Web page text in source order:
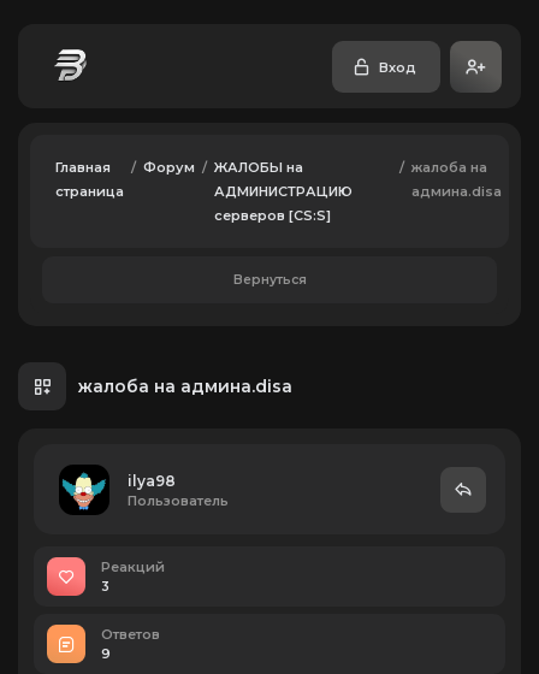
Вход
Главная
страница
/ Форум / ЖАЛОБЫ на
АДМИНИСТРАЦИЮ
серверов [CS:S]
/ жалоба на
админа.disa
Вернуться
жалоба на админа.disa
ilya98
Пользователь
Реакций
3
Ответов
9